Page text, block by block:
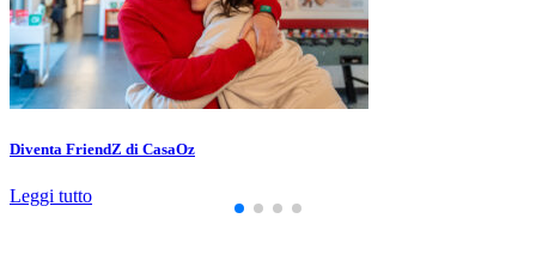
Diventa FriendZ di CasaOz
Leggi tutto